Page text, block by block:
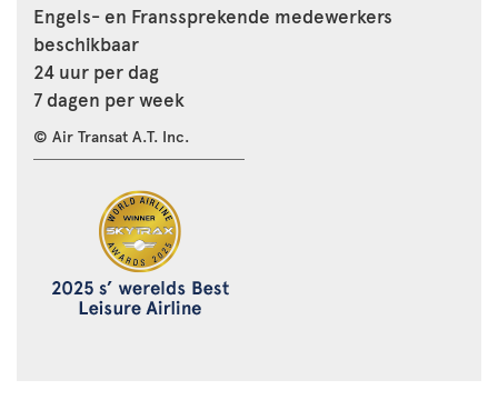
Engels- en Franssprekende medewerkers
beschikbaar
24 uur per dag
7 dagen per week
© Air Transat A.T. Inc.